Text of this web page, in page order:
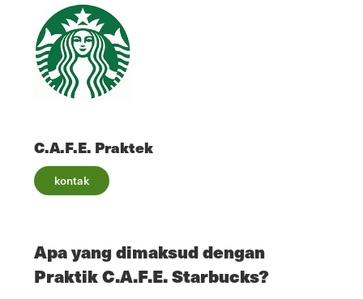
C.A.F.E. Praktek
kontak
Apa yang dimaksud dengan
Praktik C.A.F.E. Starbucks?